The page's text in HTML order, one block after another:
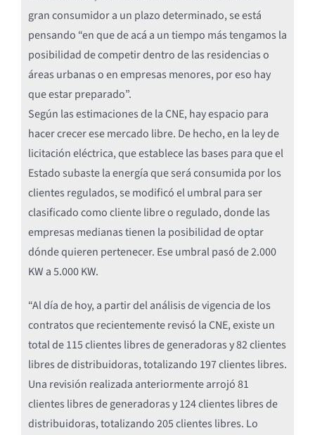
gran consumidor a un plazo determinado, se está
pensando “en que de acá a un tiempo más tengamos la
posibilidad de competir dentro de las residencias o
áreas urbanas o en empresas menores, por eso hay
que estar preparado”.
Según las estimaciones de la CNE, hay espacio para
hacer crecer ese mercado libre. De hecho, en la ley de
licitación eléctrica, que establece las bases para que el
Estado subaste la energía que será consumida por los
clientes regulados, se modificó el umbral para ser
clasificado como cliente libre o regulado, donde las
empresas medianas tienen la posibilidad de optar
dónde quieren pertenecer. Ese umbral pasó de 2.000
KW a 5.000 KW.
“Al día de hoy, a partir del análisis de vigencia de los
contratos que recientemente revisó la CNE, existe un
total de 115 clientes libres de generadoras y 82 clientes
libres de distribuidoras, totalizando 197 clientes libres.
Una revisión realizada anteriormente arrojó 81
clientes libres de generadoras y 124 clientes libres de
distribuidoras, totalizando 205 clientes libres. Lo